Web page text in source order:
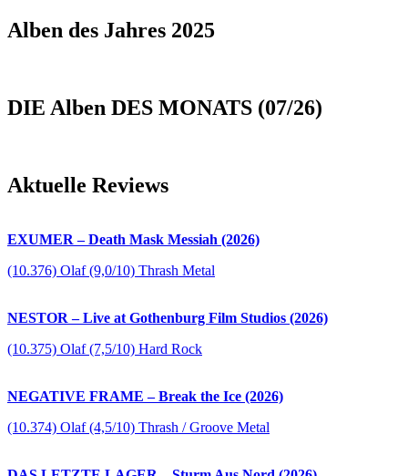
Alben des Jahres 2025
DIE Alben DES MONATS (07/26)
Aktuelle Reviews
EXUMER – Death Mask Messiah (2026)
(10.376) Olaf (9,0/10) Thrash Metal
NESTOR – Live at Gothenburg Film Studios (2026)
(10.375) Olaf (7,5/10) Hard Rock
NEGATIVE FRAME – Break the Ice (2026)
(10.374) Olaf (4,5/10) Thrash / Groove Metal